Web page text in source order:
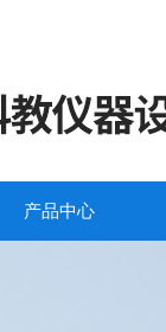
产品中心